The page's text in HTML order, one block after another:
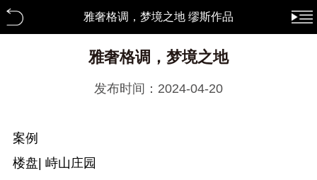
雅奢格调，梦境之地 缪斯作品
雅奢格调，梦境之地
发布时间：2024-04-20
案例
楼盘| 峙山庄园